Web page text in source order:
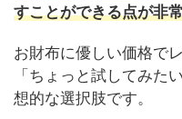
すことができる点が非
お財布に優しい価格で
「ちょっと試してみた
想的な選択肢です。